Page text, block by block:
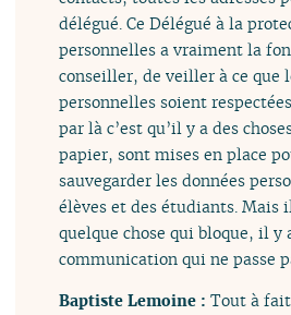
délégué. Ce Délégué à la
personnelles a vraiment la
conseiller, de veiller à ce que
personnelles soient
par là c’est qu’il y a des
papier, sont mises en place
sauvegarder les données
élèves et des étudiants. Mais
quelque chose qui bloque, il y
communication qui ne passe
Baptiste Lemoine :Tout à